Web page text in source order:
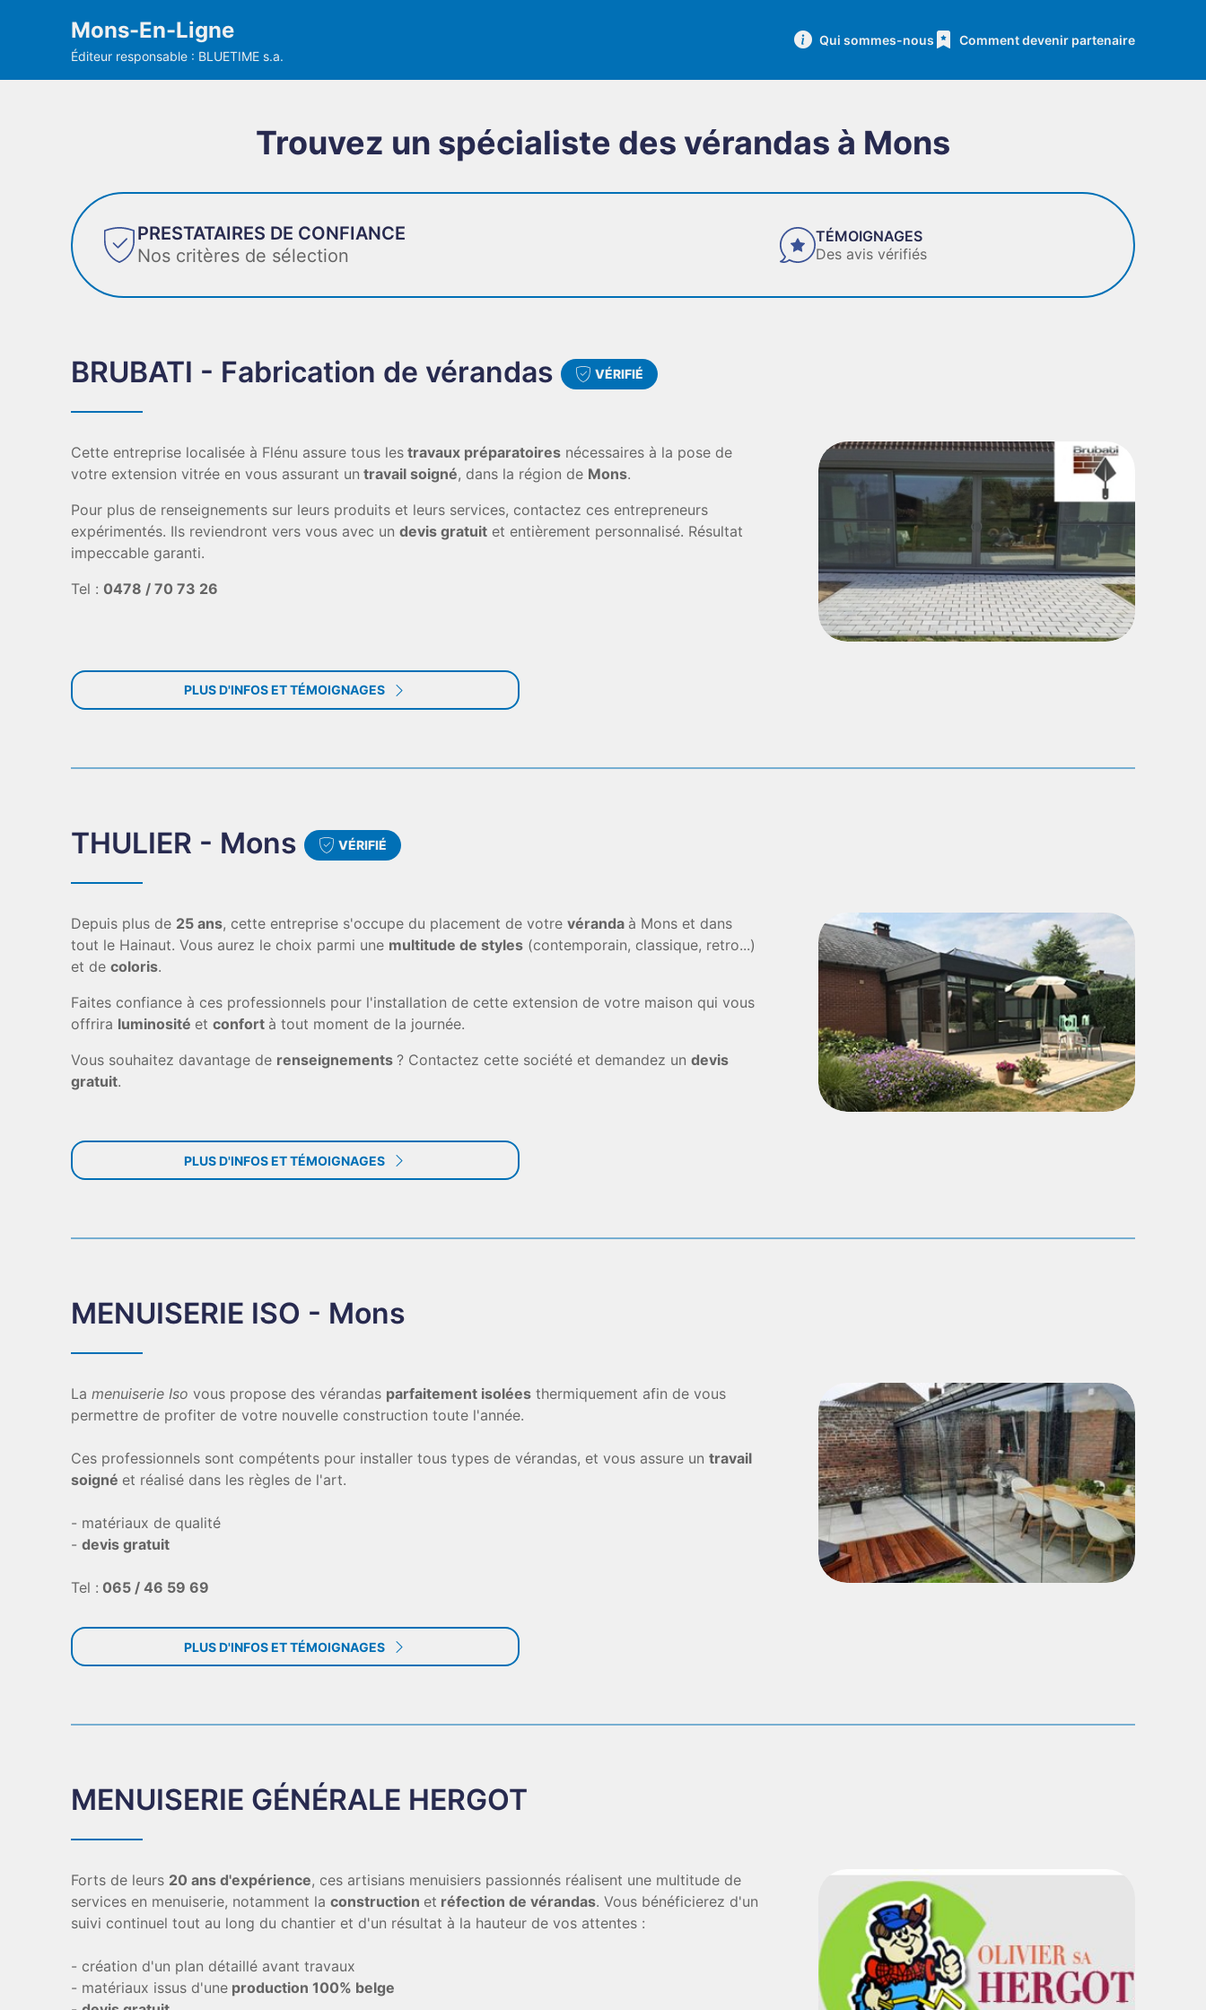
Mons-En-Ligne
Éditeur responsable : BLUETIME s.a.
Qui sommes-nous Comment devenir partenaire
Trouvez un spécialiste des vérandas à Mons
PRESTATAIRES DE CONFIANCE
Nos critères de sélection
TÉMOIGNAGES
Des avis vérifiés
FIABILITÉ
Des entreprises de confiance
BRUBATI - Fabrication de vérandas VÉRIFIÉ
Cette entreprise localisée à Flénu assure tous les travaux préparatoires nécessaires à la pose de
votre extension vitrée en vous assurant un travail soigné, dans la région de Mons.
Pour plus de renseignements sur leurs produits et leurs services, contactez ces entrepreneurs
expérimentés. Ils reviendront vers vous avec undevis gratuit et entièrement personnalisé. Résultat
impeccable garanti.
Tel : 0478 / 70 73 26
PLUS D'INFOS ET TÉMOIGNAGES
THULIER - Mons VÉRIFIÉ
Depuis plus de 25 ans, cette entreprise s'occupe du placement de votrevéranda à Mons et dans
tout le Hainaut. Vous aurez le choix parmi une multitude de styles (contemporain, classique, retro...)
et decoloris.
Faites confiance à ces professionnels pour l'installation de cette extension de votre maison qui vous
offrira luminosité etconfort à tout moment de la journée.
Vous souhaitez davantage de renseignements? Contactez cette société et demandez undevis
gratuit.
PLUS D'INFOS ET TÉMOIGNAGES
MENUISERIE ISO - Mons
Lamenuiserie Isovous propose des vérandas parfaitement isolées thermiquement afin de vous
permettre de profiter de votre nouvelle construction toute l'année.
Ces professionnels sont compétents pour installer tous types de vérandas, et vous assure untravail
soigné et réalisé dans les règles de l'art.
- matériaux de qualité
-devis gratuit
Tel : 065 / 46 59 69
PLUS D'INFOS ET TÉMOIGNAGES
MENUISERIE GÉNÉRALE HERGOT
Forts de leurs 20 ans d'expérience, ces artisians menuisiers passionnés réalisent une multitude de
services en menuiserie, notamment laconstruction et réfection de vérandas. Vous bénéficierez d'un
suivi continuel tout au long du chantier et d'un résultat à la hauteur de vos attentes :
- création d'un plan détaillé avant travaux
- matériaux issus d'une production 100% belge